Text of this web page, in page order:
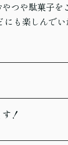
つや駄菓子を
も楽しんで
！